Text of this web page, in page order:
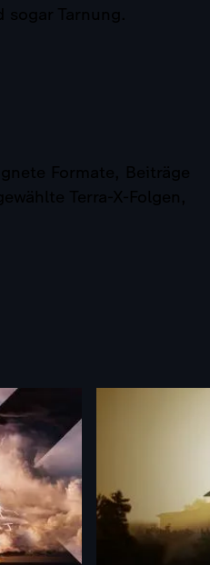
Tarnung.
Formate, Beiträge
Terra-X-Folgen,